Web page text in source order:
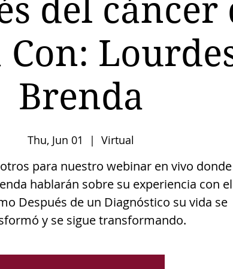
del cáncer
Brenda
Thu, Jun 01
  |
Virtual
para nuestro webinar en vivo donde
hablarán sobre su experiencia con el
Después de un Diagnóstico su vida se
y se sigue transformando.